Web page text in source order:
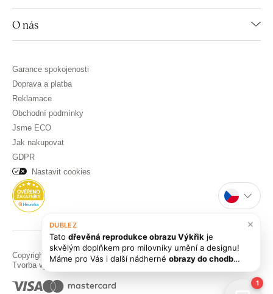
O nás
Garance spokojenosti
Doprava a platba
Reklamace
Obchodní podmínky
Jsme ECO
Jak nakupovat
GDPR
Nastavit cookies
Copyright © DUBLEZ 2026 | Všechna práva vyhrazena
Tvorba výkonných internetových obchodů od
RIESENIA
1
DUBLEZ
Tato dřevěná reprodukce obrazu Výkřik je
skvělým doplňkem pro milovníky umění a designu!
Máme pro Vás i další nádherné obrazy do chodby,
poradit nebo máte nějaké otázky? 😊
×